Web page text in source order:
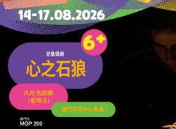
國際足協主席遭逼宮
恩芬天奴求助特朗普遭「已讀不回」
06/08/2026 36298